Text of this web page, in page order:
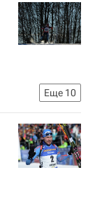
Еще 10
Чемпионат Европы-2017 по биатлону, Польша, 25-29 января